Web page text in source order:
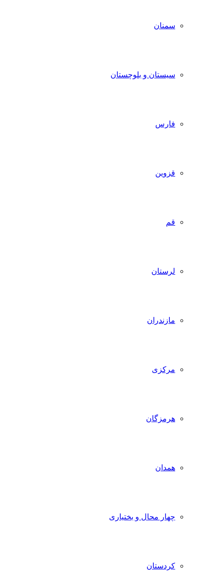
سمنان
سیستان و بلوچستان
فارس
قزوین
قم
لرستان
مازندران
مرکزی
هرمزگان
همدان
چهار محال و بختیاری
کردستان